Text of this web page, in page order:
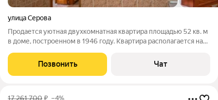
улица Серова
Продается уютная двухкомнатная квартира площадью 52 кв. м
в доме, построенном в 1946 году. Квартира располагается на
составляет 36 кв. м, а кухня 6 кв. м. Высокие потолки в 3.14
метра добавляют
Позвонить Чат
17 261 700₽ –4%